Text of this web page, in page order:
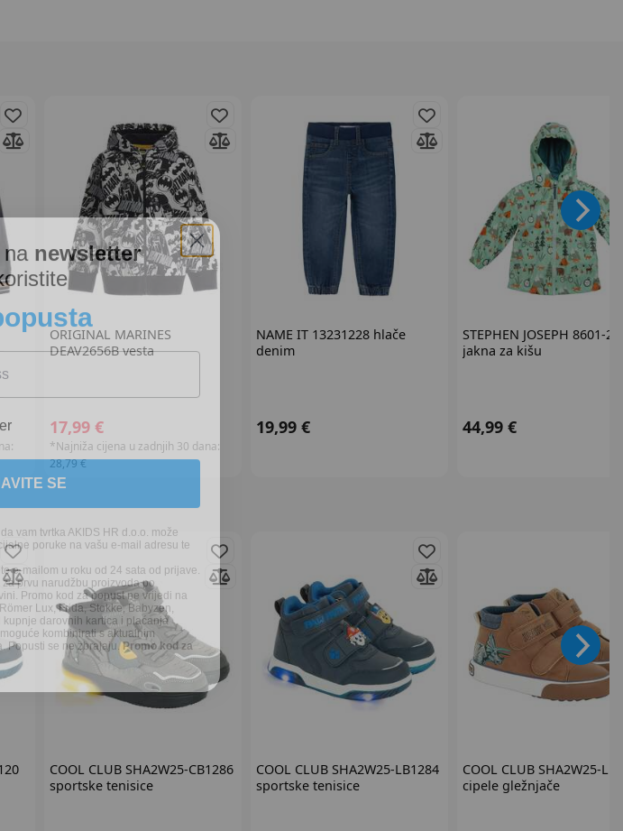
ORIGINAL MARINES
DEAV2656B vesta
17,99 €
*Najniža cijena u zadnjih 30 dana:
28,79 €
NAME IT13231228 hlače
denim
19,99 €
STEPHEN JOSEPH 8601-27
jakna za kišu
44,99 €
COOL CLUBSHA2W25-CB1286
sportske tenisice
COOL CLUBSHA2W25-LB1284
sportske tenisice
COOL CLUBSHA2W25-
cipele gležnjače
newsletter
SE
vam tvrtka AKIDS HR d.o.o. može
e-mailom u roku od 24 sata od prijave.
prvu narudžbu proizvoda po
Promo kod za popust ne vrijedi na
Lux, Frida, Stokke, Babyzen,
kupnje darovnih kartica i plaćanja
kombinirati s aktualnim
Popusti se ne zbrajaju. Promo kod za